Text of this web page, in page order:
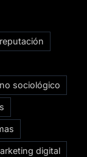
sociológico
digital